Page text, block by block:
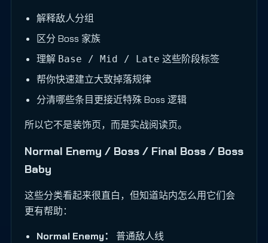
解释敌人分组
区分 Boss 家族
理解 Base / Mid / Late 这些阶段标签
帮你快速建立大致掉落规律
分清哪些条目更接近特殊 Boss 逻辑
所以它不是装饰页，而是实战阅读页。
Normal Enemy / Boss / Final Boss / Boss
Baby
这些分类看起来很直白，但知道站内怎么用它们会
更有帮助：
Normal Enemy：
普通敌人线